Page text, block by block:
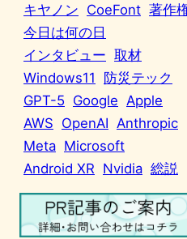
キヤノン CoeFont 著作
今日は何の日
インタビュー 取材
Windows11
防災テック
GPT-5 Google Apple
AWS OpenAI Anthropic
Meta Microsoft
Android XR Nvidia 総説